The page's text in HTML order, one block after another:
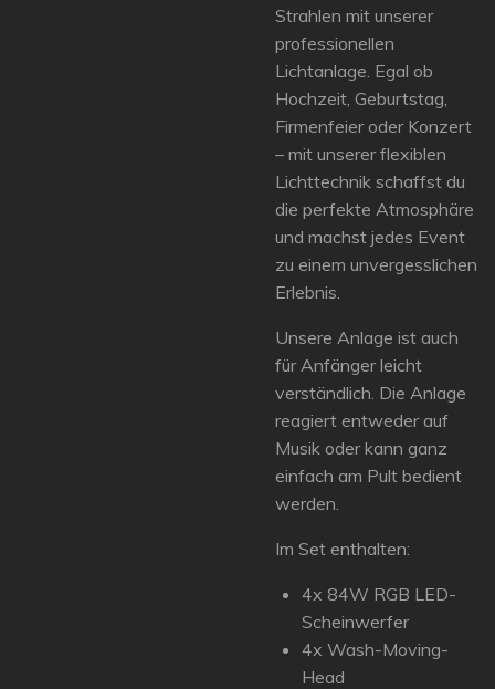
Strahlen mit unserer
professionellen
Lichtanlage. Egal ob
Hochzeit, Geburtstag,
Firmenfeier oder Konzert
– mit unserer flexiblen
Lichttechnik schaffst du
die perfekte Atmosphäre
und machst jedes Event
zu einem unvergesslichen
Erlebnis.
Unsere Anlage ist auch
für Anfänger leicht
verständlich. Die Anlage
reagiert entweder auf
Musik oder kann ganz
einfach am Pult bedient
werden.
Im Set enthalten:
4x 84W RGB LED-
Scheinwerfer
4x Wash-Moving-
Head